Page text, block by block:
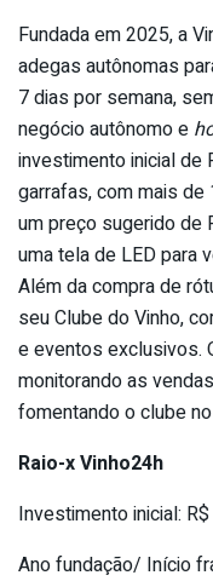
Fundada em 2025, a
adegas autônomas
7 dias por semana,
negócio autônomo e
investimento inicial de
garrafas, com mais
um preço sugerido de
uma tela de LED para
Além da compra de
seu Clube do Vinho,
e eventos exclusivos.
monitorando as
fomentando o clube
Raio-x Vinho24h
Investimento inicial:
Ano fundação/ Início